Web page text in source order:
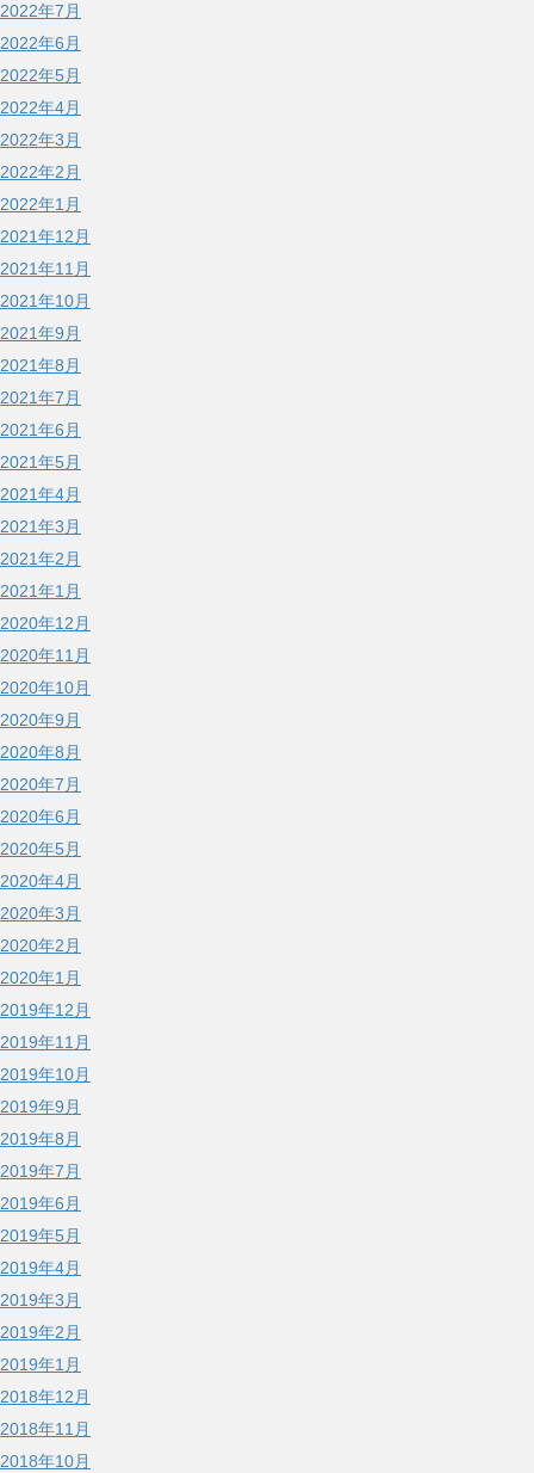
2022年7月
2022年6月
2022年5月
2022年4月
2022年3月
2022年2月
2022年1月
2021年12月
2021年11月
2021年10月
2021年9月
2021年8月
2021年7月
2021年6月
2021年5月
2021年4月
2021年3月
2021年2月
2021年1月
2020年12月
2020年11月
2020年10月
2020年9月
2020年8月
2020年7月
2020年6月
2020年5月
2020年4月
2020年3月
2020年2月
2020年1月
2019年12月
2019年11月
2019年10月
2019年9月
2019年8月
2019年7月
2019年6月
2019年5月
2019年4月
2019年3月
2019年2月
2019年1月
2018年12月
2018年11月
2018年10月